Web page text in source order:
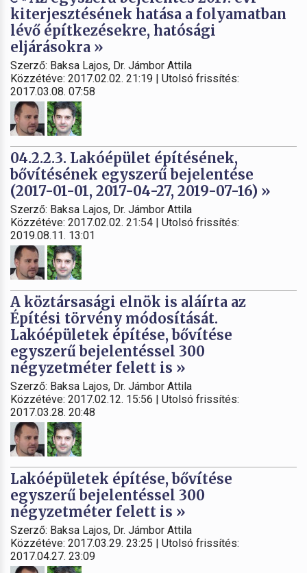
kiterjesztésének hatása a folyamatban
lévő építkezésekre, hatósági
eljárásokra »
Szerző: Baksa Lajos, Dr. Jámbor Attila
Közzétéve: 2017.02.02. 21:19 | Utolsó frissítés:
2017.03.08. 07:58
04.2.2.3. Lakóépület építésének,
bővítésének egyszerű bejelentése
(2017-01-01, 2017-04-27, 2019-07-16) »
Szerző: Baksa Lajos, Dr. Jámbor Attila
Közzétéve: 2017.02.02. 21:54 | Utolsó frissítés:
2019.08.11. 13:01
A köztársasági elnök is aláírta az
Építési törvény módosítását.
Lakóépületek építése, bővítése
egyszerű bejelentéssel 300
négyzetméter felett is »
Szerző: Baksa Lajos, Dr. Jámbor Attila
Közzétéve: 2017.02.12. 15:56 | Utolsó frissítés:
2017.03.28. 20:48
Lakóépületek építése, bővítése
egyszerű bejelentéssel 300
négyzetméter felett is »
Szerző: Baksa Lajos, Dr. Jámbor Attila
Közzétéve: 2017.03.29. 23:25 | Utolsó frissítés:
2017.04.27. 23:09